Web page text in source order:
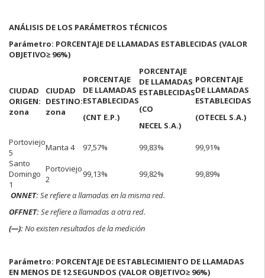
ANÁLISIS DE LOS PARÁMETROS TÉCNICOS
Parámetro: PORCENTAJE DE LLAMADAS ESTABLECIDAS (VALOR
OBJETIVO≥ 96%)
CIUDAD
ORIGEN:
zona
CIUDAD
DESTINO:
zona
PORCENTAJE
DE LLAMADAS
ESTABLECIDAS
(CNT E.P.)
PORCENTAJE
DE LLAMADAS
ESTABLECIDAS
(CO
NECEL S.A.)
PORCENTAJE
DE LLAMADAS
ESTABLECIDAS
(OTECEL S.A.)
Portoviejo
5
Manta 4 97,57% 99,83%
99,91%
Santo
Domingo
1
Portoviejo
2
99,13% 99,82%
99,89%
ONNET:Se refiere a llamadas en la misma red.
OFFNET:Se refiere a llamadas a otra red.
(—):No existen resultados de la medición
Parámetro: PORCENTAJE DE ESTABLECIMIENTO DE LLAMADAS
EN MENOS DE 12 SEGUNDOS (VALOR OBJETIVO≥ 96%)